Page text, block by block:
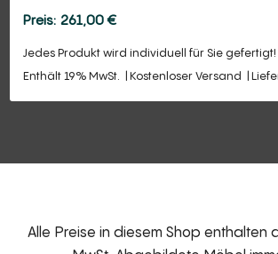
261,00€
Jedes Produkt wird individuell für Sie gefertigt!
Enthält 19% MwSt.
Kostenloser Versand
Alle Preise in diesem Shop enthalten